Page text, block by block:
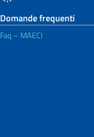
Domande frequenti
Faq – MAECI